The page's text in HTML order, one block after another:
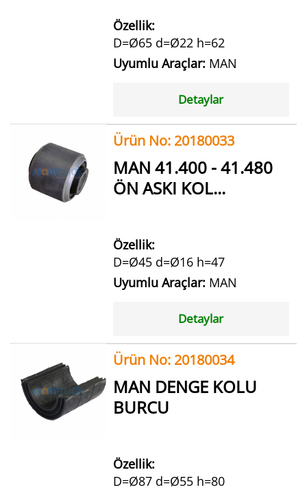
Özellik:
D=Ø65 d=Ø22 h=62
Uyumlu Araçlar: MAN
Detaylar
Ürün No: 20180033
MAN 41.400 - 41.480
ÖN ASKI KOL...
Özellik:
D=Ø45 d=Ø16 h=47
Uyumlu Araçlar: MAN
Detaylar
Ürün No: 20180034
MAN DENGE KOLU
BURCU
Özellik:
D=Ø87 d=Ø55 h=80